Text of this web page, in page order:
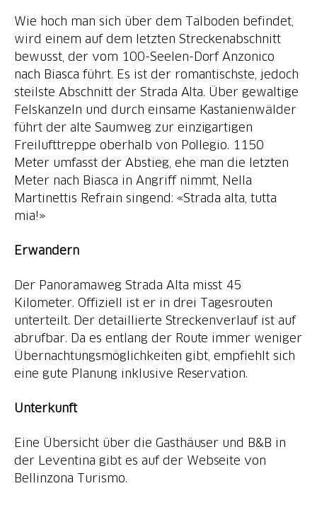
Wie hoch man sich über dem Talboden befindet,
wird einem auf dem letzten Streckenabschnitt
bewusst, der vom 100-Seelen-Dorf Anzonico
nach Biasca führt. Es ist der romantischste, jedoch
steilste Abschnitt der Strada Alta. Über gewaltige
Felskanzeln und durch einsame Kastanienwälder
führt der alte Saumweg zur einzigartigen
Freilufttreppe oberhalb von Pollegio. 1150
Meter umfasst der Abstieg, ehe man die letzten
Meter nach Biasca in Angriff nimmt, Nella
Martinettis Refrain singend: «Strada alta, tutta
mia!»
Erwandern
Der Panoramaweg Strada Alta misst 45
Kilometer. Offiziell ist er in drei Tagesrouten
unterteilt. Der detaillierte Streckenverlauf ist auf
abrufbar. Da es entlang der Route immer weniger
Übernachtungsmöglichkeiten gibt, empfiehlt sich
eine gute Planung inklusive Reservation.
Unterkunft
Eine Übersicht über die Gasthäuser und B&B in
der Leventina gibt es auf der Webseite von
Bellinzona Turismo.